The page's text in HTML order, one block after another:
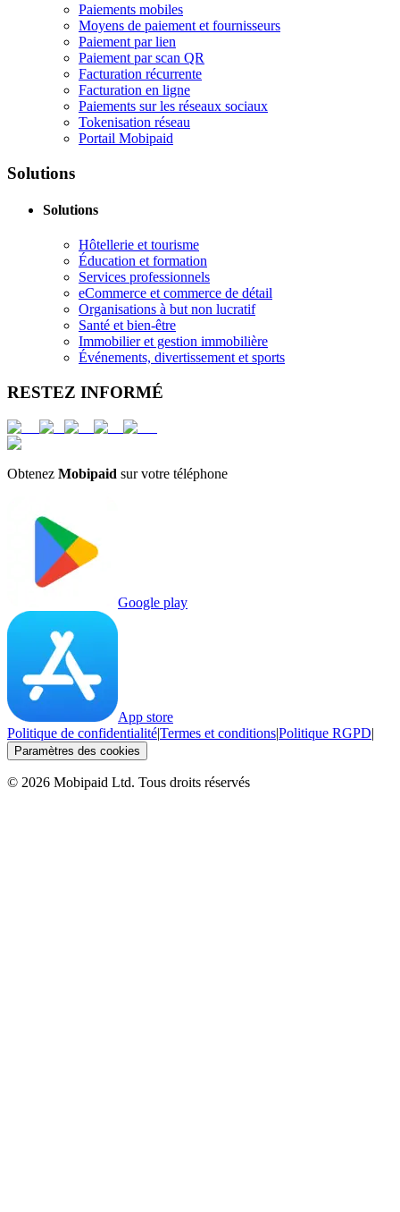
Paiements mobiles
Moyens de paiement et fournisseurs
Paiement par lien
Paiement par scan QR
Facturation récurrente
Facturation en ligne
Paiements sur les réseaux sociaux
Tokenisation réseau
Portail Mobipaid
Solutions
Solutions
Hôtellerie et tourisme
Éducation et formation
Services professionnels
eCommerce et commerce de détail
Organisations à but non lucratif
Santé et bien-être
Immobilier et gestion immobilière
Événements, divertissement et sports
RESTEZ INFORMÉ
Obtenez Mobipaid sur votre téléphone
Google play
App store
Politique de confidentialité|Termes et conditions|Politique RGPD|
Paramètres des cookies
© 2026 Mobipaid Ltd. Tous droits réservés